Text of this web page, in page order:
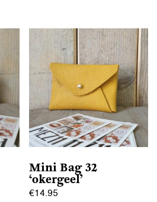
Mini Bag 32
‘okergeel’
€14.95